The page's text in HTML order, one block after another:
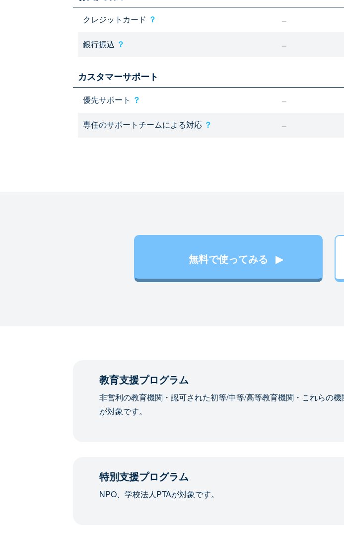
クレジットカード ？
銀行振込 ？
カスタマーサポート
優先サポート ？
専任のサポートチームによる対応 ？
無料で使ってみる
教育支援プログラム
非営利の教育機関・認可された初等/中等/高等教育機関・これらの
が対象です。
特別支援プログラム
NPO、学校法人PTAが対象です。